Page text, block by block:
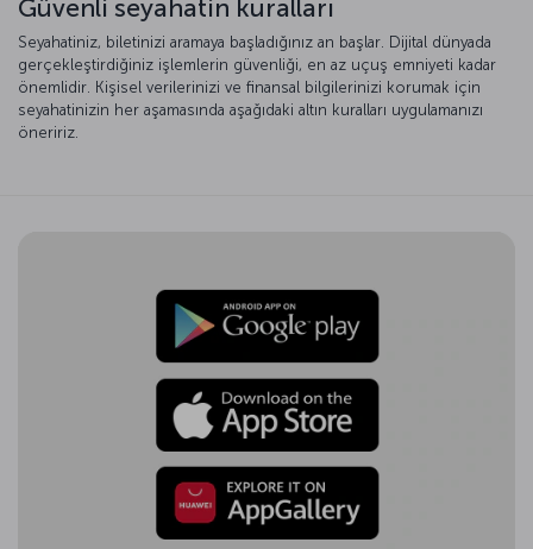
Güvenli seyahatin kuralları
Seyahatiniz, biletinizi aramaya başladığınız an başlar. Dijital dünyada
gerçekleştirdiğiniz işlemlerin güvenliği, en az uçuş emniyeti kadar
önemlidir. Kişisel verilerinizi ve finansal bilgilerinizi korumak için
seyahatinizin her aşamasında aşağıdaki altın kuralları uygulamanızı
öneririz.